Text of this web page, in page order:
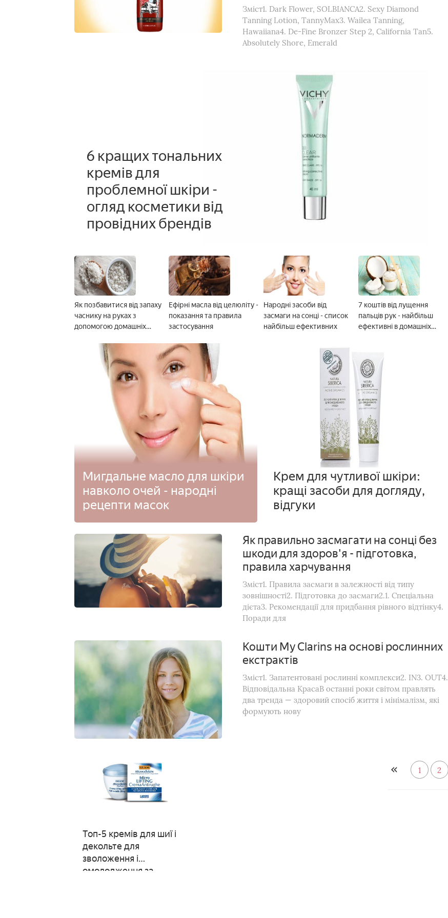
Зміст1. Dark Flower, SOLBIANCA2. Sexy Diamond
Tanning Lotion, TannyMax3. Wailea Tanning,
Hawaiiana4. De-Fine Bronzer Step 2, California Tan5.
Absolutely Shore, Emerald
6 кращих тональних
кремів для
проблемної шкіри -
огляд косметики від
провідних брендів
Як позбавитися від запаху
часнику на руках з
допомогою домашніх
Ефірні масла від целюліту -
показання та правила
застосування
Народні засоби від
засмаги на сонці - список
найбільш ефективних
7 коштів від лущення
пальців рук - найбільш
ефективні в домашніх
Мигдальне масло для шкіри
навколо очей - народні
рецепти масок
Крем для чутливої шкіри:
кращі засоби для догляду,
відгуки
Як правильно засмагати на сонці без
шкоди для здоров'я - підготовка,
правила харчування
Зміст1. Правила засмаги в залежності від типу
зовнішності2. Підготовка до засмаги2.1. Спеціальна
дієта3. Рекомендації для придбання рівного відтінку4.
Поради для
Кошти My Clarins на основі рослинних
екстрактів
Зміст1. Запатентовані рослинні комплекси2. IN3. OUT4.
Відповідальна КрасаВ останні роки світом правлять
два тренда — здоровий спосіб життя і мінімалізм, які
формують нову
Топ-5 кремів для шиї і
декольте для
зволоження і
омолодження за
1 2